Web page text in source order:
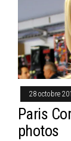
28 octobre
Paris
photos